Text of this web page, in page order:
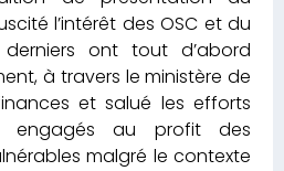
l’intérêt des OSC et du
ont tout d’abord
à travers le ministère de
et salué les efforts
engagés au profit des
malgré le contexte